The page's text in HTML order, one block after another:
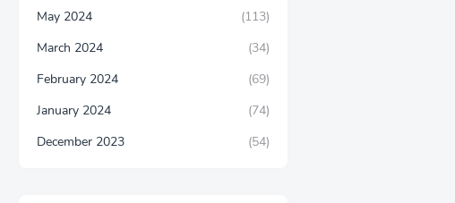
May 2024
(113)
March 2024
(34)
February 2024
(69)
January 2024
(74)
December 2023
(54)